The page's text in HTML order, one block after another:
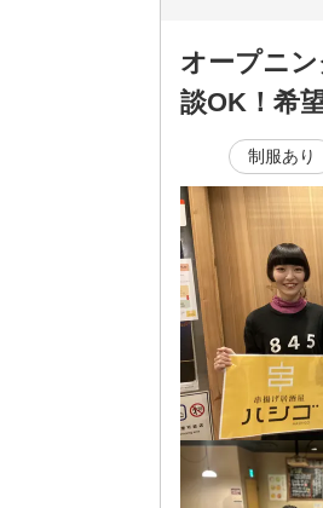
オープニ
談OK！希
制服あり